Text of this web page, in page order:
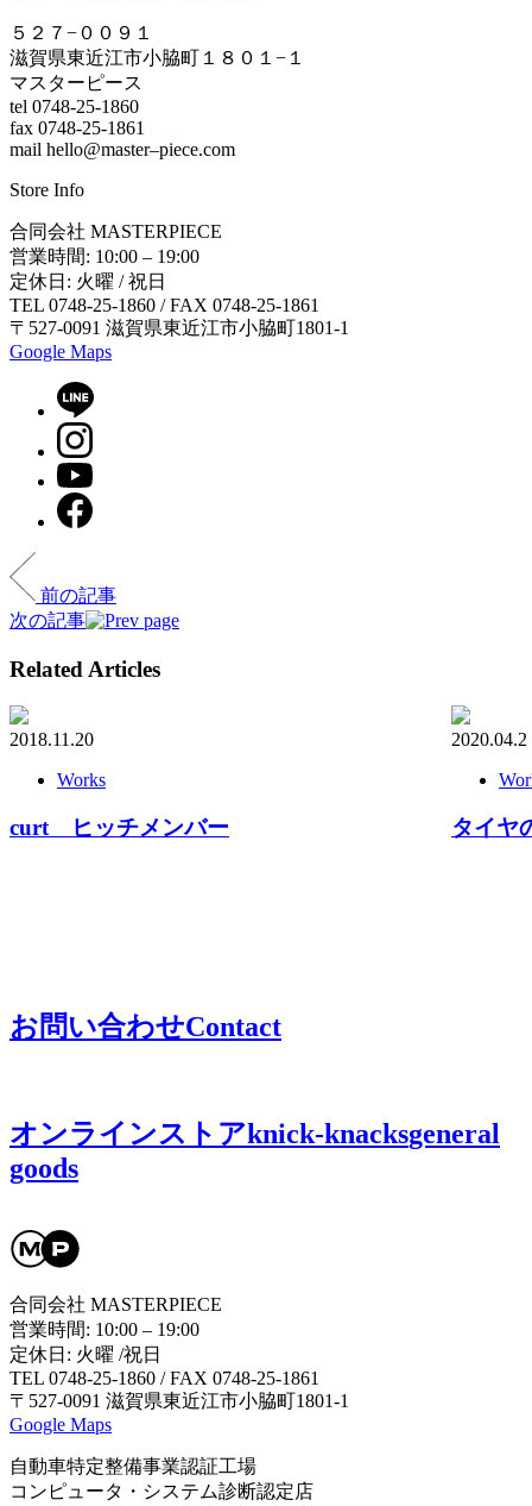
５２７−００９１
滋賀県東近江市小脇町１８０１−１
マスターピース
tel 0748-25-1860
fax 0748-25-1861
mail hello@master–piece.com
Store Info
合同会社 MASTERPIECE
営業時間: 10:00 – 19:00
定休日: 火曜 / 祝日
TEL 0748-25-1860 / FAX 0748-25-1861
〒527-0091 滋賀県東近江市小脇町1801-1
Google Maps
前の記事
次の記事
Related Articles
2018.11.20
Works
curt ヒッチメンバー
2020.04.2
タイヤ
お問い合わせContact
オンラインストアknick-knacksgeneral
goods
合同会社 MASTERPIECE
営業時間: 10:00 – 19:00
定休日: 火曜 /祝日
TEL 0748-25-1860 / FAX 0748-25-1861
〒527-0091 滋賀県東近江市小脇町1801-1
Google Maps
自動車特定整備事業認証工場
コンピュータ・システム診断認定店